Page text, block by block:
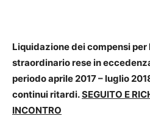
Liquidazione dei compensi
straordinario rese in
periodo aprile 2017 – luglio
continui ritardi.SEGUITO E
INCONTRO